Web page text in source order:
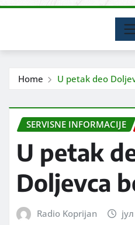
Home U petak deo
SERVISNE INFORMACIJE
U petak
Doljevca
Radio Koprijan